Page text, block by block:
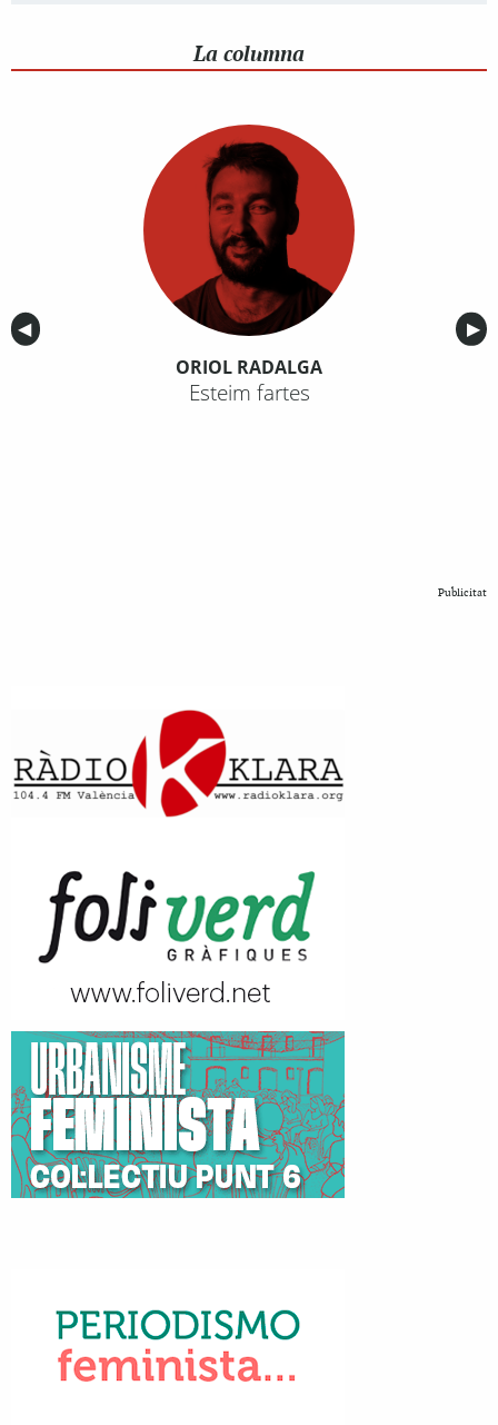
La columna
Anterior
◀︎ ▶︎
ORIOL RADALGA
Esteim fartes
Publicitat